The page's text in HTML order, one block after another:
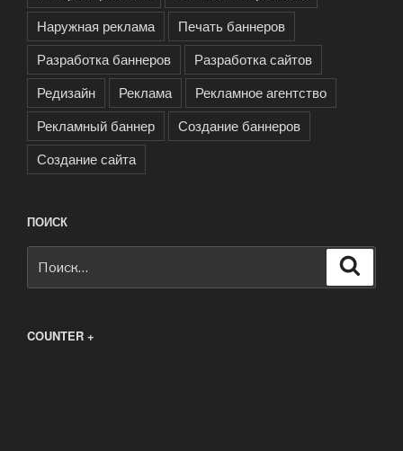
Наружная реклама
Печать баннеров
Разработка баннеров
Разработка сайтов
Редизайн
Реклама
Рекламное агентство
Рекламный баннер
Создание баннеров
Создание сайта
ПОИСК
COUNTER +